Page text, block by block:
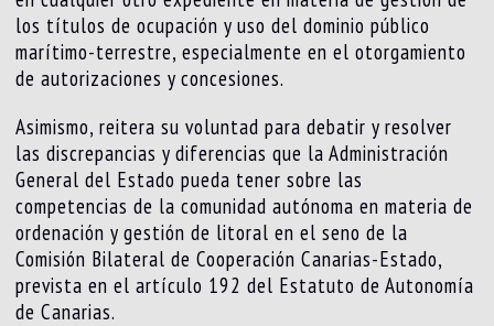
los títulos de ocupación y uso del dominio público
marítimo-terrestre, especialmente en el otorgamiento
de autorizaciones y concesiones.
Asimismo, reitera su voluntad para debatir y resolver
las discrepancias y diferencias que la Administración
General del Estado pueda tener sobre las
competencias de la comunidad autónoma en materia de
ordenación y gestión de litoral en el seno de la
Comisión Bilateral de Cooperación Canarias-Estado,
prevista en el artículo 192 del Estatuto de Autonomía
de Canarias.